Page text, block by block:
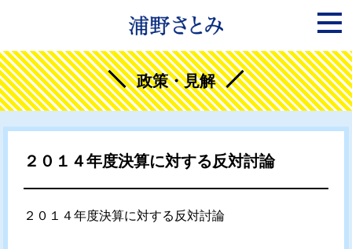
政策・見解
２０１４年度決算に対する反対討論
２０１４年度決算に対する反対討論